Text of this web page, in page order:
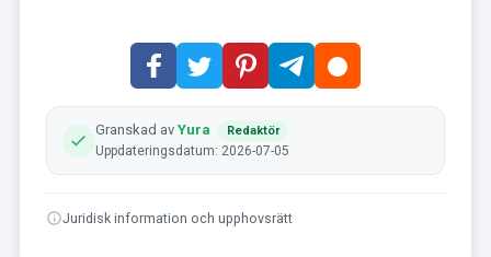
Granskad av Yura Redaktör
Uppdateringsdatum: 2026-07-05
Juridisk information och upphovsrätt